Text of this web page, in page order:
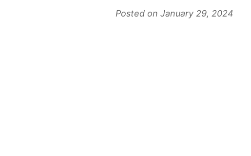
Posted on January 29, 2024